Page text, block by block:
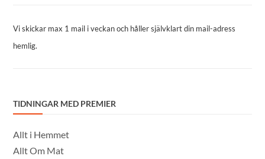
Vi skickar max 1 mail i veckan och håller självklart din mail-adress
hemlig.
TIDNINGAR MED PREMIER
Allt i Hemmet
Allt Om Mat